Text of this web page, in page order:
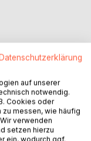
Einführung in
Datenschutzerklärung
auf unserer
notwendig.
Cookies oder
messen, wie häufig
verwenden
setzen hierzu
ein, wodurch ggf.